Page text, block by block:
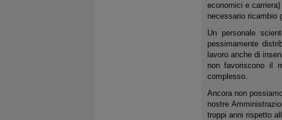
economici e
necessario ricambio
Un personale
pessimamente
lavoro anche di
non favoriscono il
complesso.
Ancora non
nostre
troppi anni rispetto